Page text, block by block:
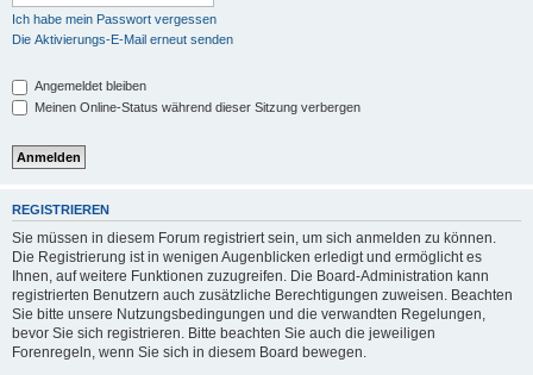
Ich habe mein Passwort vergessen
Die Aktivierungs-E-Mail erneut senden
Angemeldet bleiben
Meinen Online-Status während dieser Sitzung verbergen
REGISTRIEREN
Sie müssen in diesem Forum registriert sein, um sich anmelden zu können.
Die Registrierung ist in wenigen Augenblicken erledigt und ermöglicht es
Ihnen, auf weitere Funktionen zuzugreifen. Die Board-Administration kann
registrierten Benutzern auch zusätzliche Berechtigungen zuweisen. Beachten
Sie bitte unsere Nutzungsbedingungen und die verwandten Regelungen,
bevor Sie sich registrieren. Bitte beachten Sie auch die jeweiligen
Forenregeln, wenn Sie sich in diesem Board bewegen.